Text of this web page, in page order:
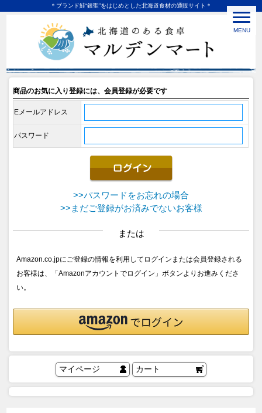
＊ブランド鮭“銀聖”をはじめとした北海道食材の通販サイト＊
MENU
商品のお気に入り登録には、会員登録が必要です
Eメールアドレス
パスワード
>>パスワードをお忘れの場合
>>まだご登録がお済みでないお客様
または
Amazon.co.jpにご登録の情報を利用してログインまたは会員登録される
お客様は、「Amazonアカウントでログイン」ボタンよりお進みくださ
い。
マイページ カート